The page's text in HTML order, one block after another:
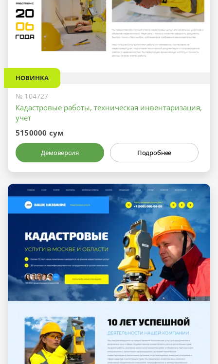
НОВИНКА
№ 104727
Кадастровые работы, техническая инвентаризация,
учет
5150000 сум
Демоверсия Подробнее